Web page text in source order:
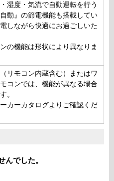
湿度・気流で自動運転を行う
自動』の節電機能も搭載してい
しながら快適にお過ごしいた
の機能は形状により異なりま
リモコン内蔵含む）またはワ
コンでは、機能が異なる場合
。
カーカタログよりご確認くだ
でした。